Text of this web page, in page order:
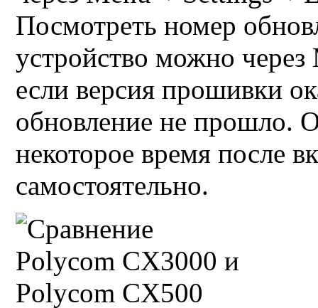
Посмотреть номер
устройство можно через
если версия прошивки
обновление не прошло.
некоторое время после
самостоятельно.